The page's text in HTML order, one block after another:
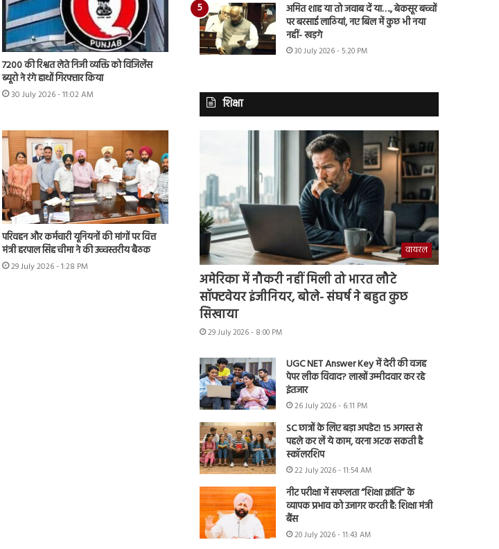
7200 की रिश्वत लेते निजी व्यक्ति को विजिलेंस
ब्यूरो ने रंगे हाथों गिरफ्तार किया
30 July 2026 - 11:02 AM
परिवहन और कर्मचारी यूनियनों की मांगों पर वित्त
मंत्री हरपाल सिंह चीमा ने की उच्चस्तरीय बैठक
29 July 2026 - 1:28 PM
अमित शाह या तो जवाब दें या…., बेकसूर बच्चों
पर बरसाई लाठियां, नए बिल में कुछ भी नया
नहीं- खड़गे
30 July 2026 - 5:20 PM
शिक्षा
वायरल
अमेरिका में नौकरी नहीं मिली तो भारत लौटे
सॉफ्टवेयर इंजीनियर, बोले- संघर्ष ने बहुत कुछ
सिखाया
29 July 2026 - 8:00 PM
UGC NET Answer Key में देरी की वजह
पेपर लीक विवाद? लाखों उम्मीदवार कर रहे
इंतजार
26 July 2026 - 6:11 PM
SC छात्रों के लिए बड़ा अपडेट! 15 अगस्त से
पहले कर लें ये काम, वरना अटक सकती है
स्कॉलरशिप
22 July 2026 - 11:54 AM
नीट परीक्षा में सफलता “शिक्षा क्रांति” के
व्यापक प्रभाव को उजागर करती है: शिक्षा मंत्री
बैंस
20 July 2026 - 11:43 AM